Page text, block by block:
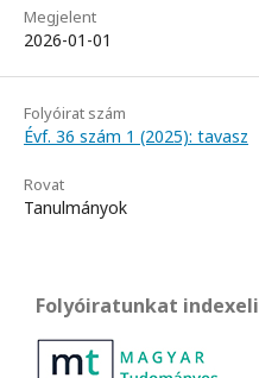
Megjelent
2026-01-01
Folyóirat szám
Évf. 36 szám 1 (2025): tavasz
Rovat
Tanulmányok
Folyóiratunkat indexeli